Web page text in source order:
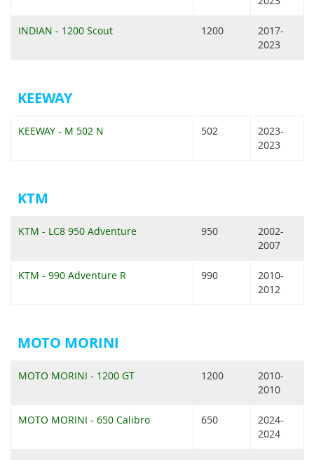
INDIAN - 1200 Scout 1200
2017-
2023
KEEWAY
KEEWAY - M 502 N 502
2023-
2023
KTM
KTM - LC8 950 Adventure 950
2002-
2007
KTM - 990 Adventure R 990
2010-
2012
MOTO MORINI
MOTO MORINI - 1200 GT 1200
2010-
2010
MOTO MORINI - 650 Calibro 650
2024-
2024